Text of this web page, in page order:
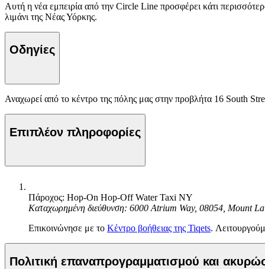
Αυτή η νέα εμπειρία από την Circle Line προσφέρει κάτι
λιμάνι της Νέας Υόρκης.
Οδηγίες
Αναχωρεί από το κέντρο της πόλης μας στην προβλήτα 16 South
Επιπλέον πληροφορίες
Πάροχος: Hop-On Hop-Off Water Taxi NY
Καταχωρημένη διεύθυνση: 6000 Atrium Way, 08054, Mount
Επικοινώνησε με το Κέντρο βοήθειας της Tiqets.
Πολιτική επαναπρογραμματισμού και